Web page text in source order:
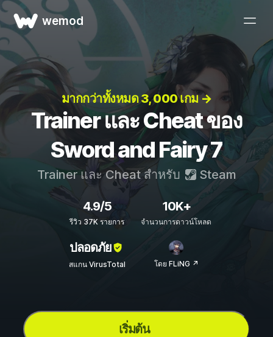
wemod
มากกว่าทั้งหมด 3, 000 เกม →
Trainer และ Cheat ของ
Sword and Fairy 7
Trainer และ Cheat สำหรับ Steam
4.9/5
รีวิว 37K รายการ
10K+
จำนวนการดาวน์โหลด
ปลอดภัย
สแกน VirusTotal โดย FLiNG ↗
เริ่มต้น